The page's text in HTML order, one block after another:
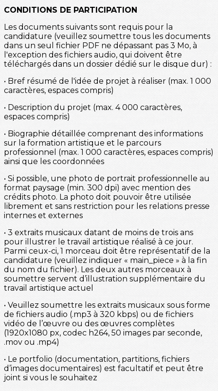
CONDITIONS DE PARTICIPATION
Les documents suivants sont requis pour la
candidature (veuillez soumettre tous les documents
dans un seul fichier PDF ne dépassant pas 3 Mo, à
l'exception des fichiers audio, qui doivent être
téléchargés dans un dossier dédié sur le disque dur) :
• Bref résumé de l'idée de projet à réaliser (max. 1 000
caractères, espaces compris)
• Description du projet (max. 4 000 caractères,
espaces compris)
• Biographie détaillée comprenant des informations
sur la formation artistique et le parcours
professionnel (max. 1 000 caractères, espaces compris)
ainsi que les coordonnées
• Si possible, une photo de portrait professionnelle au
format paysage (min. 300 dpi) avec mention des
crédits photo. La photo doit pouvoir être utilisée
librement et sans restriction pour les relations presse
internes et externes
• 3 extraits musicaux datant de moins de trois ans
pour illustrer le travail artistique réalisé à ce jour.
Parmi ceux-ci, 1 morceau doit être représentatif de la
candidature (veuillez indiquer « main_piece » à la fin
du nom du fichier). Les deux autres morceaux à
soumettre servent d’illustration supplémentaire du
travail artistique actuel
• Veuillez soumettre les extraits musicaux sous forme
de fichiers audio (.mp3 à 320 kbps) ou de fichiers
vidéo de l’œuvre ou des œuvres complètes
(1920x1080 px, codec h264, 50 images par seconde,
.mov ou .mp4)
• Le portfolio (documentation, partitions, fichiers
d’images documentaires) est facultatif et peut être
joint si vous le souhaitez